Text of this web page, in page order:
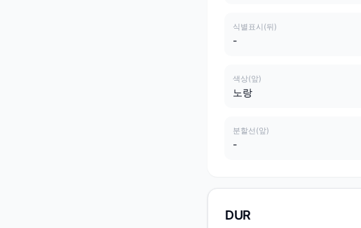
식별표시(뒤)
-
색상(앞)
노랑
분할선(앞)
-
DUR